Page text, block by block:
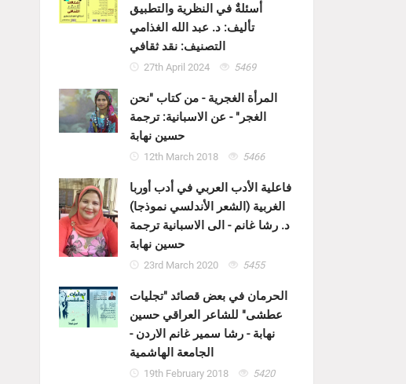
أسئلةٌ في النظرية والتطبيق
تأليف: د. عبد الله الغذامي
التصنيف: نقد ثقافي
27th April 2024 5469
المرأة الغجرية - من كتاب "نحن
الغجر" - عن الاسبانية: ترجمة
حسين نهابة
12th March 2018 5466
فاعلية الأدب العربي في أدب أوربا
الغربية (الشعر الأندلسي نموذجا)
د. رشا غانم - الى الاسبانية ترجمة
حسين نهابة
23rd March 2020 5455
الحرمان في بعض قصائد "تجليات
عطشى" للشاعر العراقي حسين
نهابة - رشا سمير غانم الاردن -
الجامعة الهاشمية
19th February 2018 5420